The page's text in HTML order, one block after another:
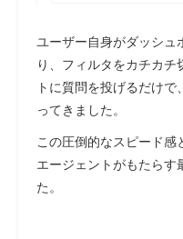
ユーザー自身がダッシュ
り、フィルタをカチカチ
トに質問を投げるだけ
ってきました。
この圧倒的なスピード感
エージェントがもたらす
た。